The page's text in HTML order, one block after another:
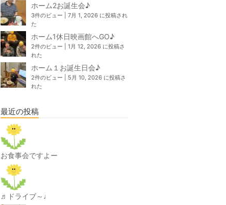
ホーム2お誕生会♪
3件のビュー
7月 1, 2026 に投稿され
た
ホーム1休日映画館へGO♪
2件のビュー
1月 12, 2026 に投稿さ
れた
ホーム１お誕生日会♪
2件のビュー
5月 10, 2026 に投稿さ
れた
最近の投稿
お食事会ですよー
♬ドライブ～♩